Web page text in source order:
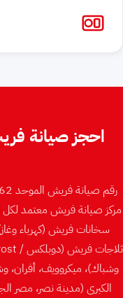
وشباك)، ميكروويف، أفران،
الكبرى (مدينة نصر، مصر